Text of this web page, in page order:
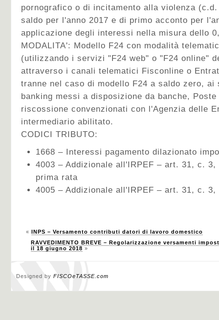
pornografico o di incitamento alla violenza
saldo per l'anno 2017 e di primo acconto per
applicazione degli interessi nella misura dello
MODALITA': Modello F24 con modalità
(utilizzando i servizi "F24 web" o "F24 online"
attraverso i canali telematici Fisconline o
tranne nel caso di modello F24 a saldo zero,
banking messi a disposizione da banche,
riscossione convenzionati con l'Agenzia delle
intermediario abilitato.
CODICI TRIBUTO:
1668 – Interessi pagamento dilazionato
4003 – Addizionale all'IRPEF – art. 31, c.
prima rata
4005 – Addizionale all'IRPEF – art. 31, c.
« INPS – Versamento contributi datori di lavoro domestico
RAVVEDIMENTO BREVE – Regolarizzazione versamenti
il 18 giugno 2018 »
Designed by FISCOeTASSE.com